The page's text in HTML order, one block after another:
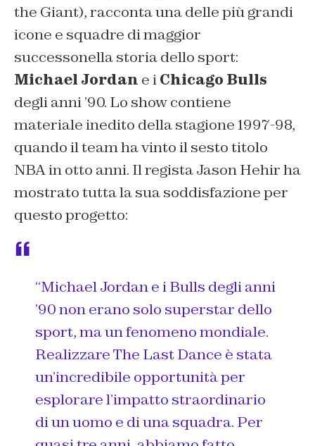
the Giant), racconta una delle più grandi
icone e squadre di maggior
successonella storia dello sport:
Michael Jordan e iChicago Bulls
degli anni ’90. Lo show contiene
materiale inedito della stagione 1997-98,
quando il team ha vinto il sesto titolo
NBA in otto anni. Il regista Jason Hehir ha
mostrato tutta la sua soddisfazione per
questo progetto:
“Michael Jordan e i Bulls degli anni
’90 non erano solo superstar dello
sport, ma un fenomeno mondiale.
Realizzare The Last Dance è stata
un’incredibile opportunità per
esplorare l’impatto straordinario
di un uomo e di una squadra. Per